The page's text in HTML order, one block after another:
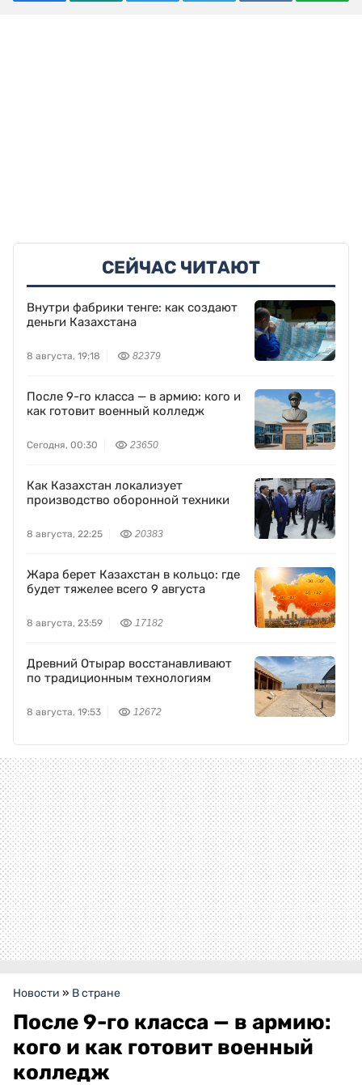
СЕЙЧАС ЧИТАЮТ
Внутри фабрики тенге: как создают
деньги Казахстана
8 августа, 19:18 82379
После 9-го класса — в армию: кого и
как готовит военный колледж
Сегодня, 00:30 23650
Как Казахстан локализует
производство оборонной техники
8 августа, 22:25 20383
Жара берет Казахстан в кольцо: где
будет тяжелее всего 9 августа
8 августа, 23:59 17182
Древний Отырар восстанавливают
по традиционным технологиям
8 августа, 19:53 12672
Новости » В стране
После 9-го класса — в армию:
кого и как готовит военный
колледж